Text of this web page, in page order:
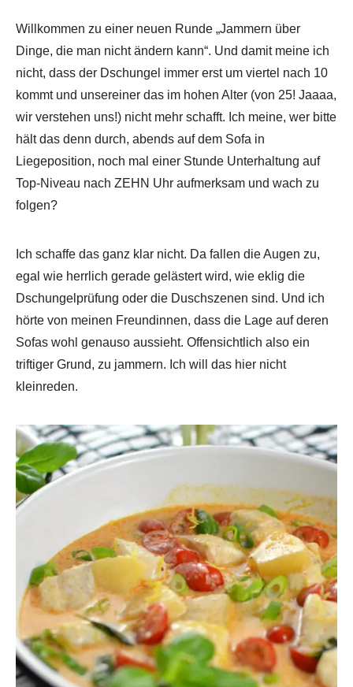
Willkommen zu einer neuen Runde „Jammern über
Dinge, die man nicht ändern kann“. Und damit meine ich
nicht, dass der Dschungel immer erst um viertel nach 10
kommt und unsereiner das im hohen Alter (von 25! Jaaaa,
wir verstehen uns!) nicht mehr schafft. Ich meine, wer bitte
hält das denn durch, abends auf dem Sofa in
Liegeposition, noch mal einer Stunde Unterhaltung auf
Top-Niveau nach ZEHN Uhr aufmerksam und wach zu
folgen?
Ich schaffe das ganz klar nicht. Da fallen die Augen zu,
egal wie herrlich gerade gelästert wird, wie eklig die
Dschungelprüfung oder die Duschszenen sind. Und ich
hörte von meinen Freundinnen, dass die Lage auf deren
Sofas wohl genauso aussieht. Offensichtlich also ein
triftiger Grund, zu jammern. Ich will das hier nicht
kleinreden.